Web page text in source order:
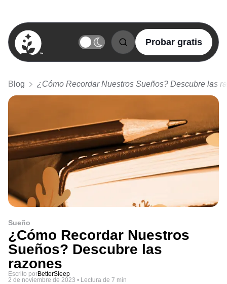
BetterSleep Logo
Probar gratis
Blog ¿Cómo Recordar Nuestros Sueños? Descubre las
Sueño
¿Cómo Recordar Nuestros
Sueños? Descubre las
razones
Escrito porBetterSleep
2 de noviembre de 2023 • Lectura de 7 min